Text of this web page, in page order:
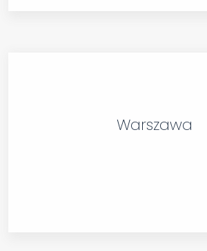
Warszawa